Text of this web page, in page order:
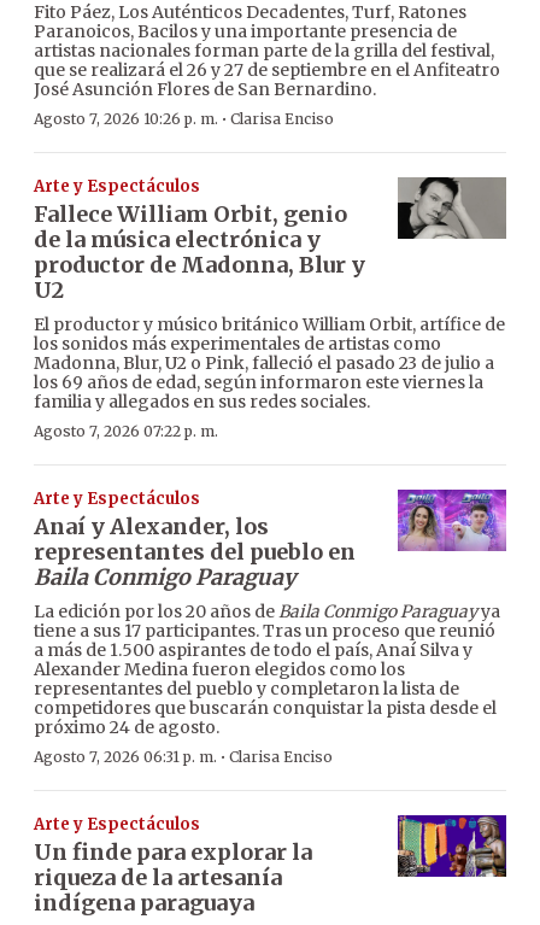
Fito Páez, Los Auténticos Decadentes, Turf, Ratones
Paranoicos, Bacilos y una importante presencia de
artistas nacionales forman parte de la grilla del festival,
que se realizará el 26 y 27 de septiembre en el Anfiteatro
José Asunción Flores de San Bernardino.
Agosto 7, 2026 10:26 p. m. · Clarisa Enciso
Arte y Espectáculos
Fallece William Orbit, genio
de la música electrónica y
productor de Madonna, Blur y
U2
El productor y músico británico William Orbit, artífice de
los sonidos más experimentales de artistas como
Madonna, Blur, U2 o Pink, falleció el pasado 23 de julio a
los 69 años de edad, según informaron este viernes la
familia y allegados en sus redes sociales.
Agosto 7, 2026 07:22 p. m.
Arte y Espectáculos
Anaí y Alexander, los
representantes del pueblo en
Baila Conmigo Paraguay
La edición por los 20 años deBaila Conmigo Paraguayya
tiene a sus 17 participantes. Tras un proceso que reunió
a más de 1.500 aspirantes de todo el país, Anaí Silva y
Alexander Medina fueron elegidos como los
representantes del pueblo y completaron la lista de
competidores que buscarán conquistar la pista desde el
próximo 24 de agosto.
Agosto 7, 2026 06:31 p. m. · Clarisa Enciso
Arte y Espectáculos
Un finde para explorar la
riqueza de la artesanía
indígena paraguaya